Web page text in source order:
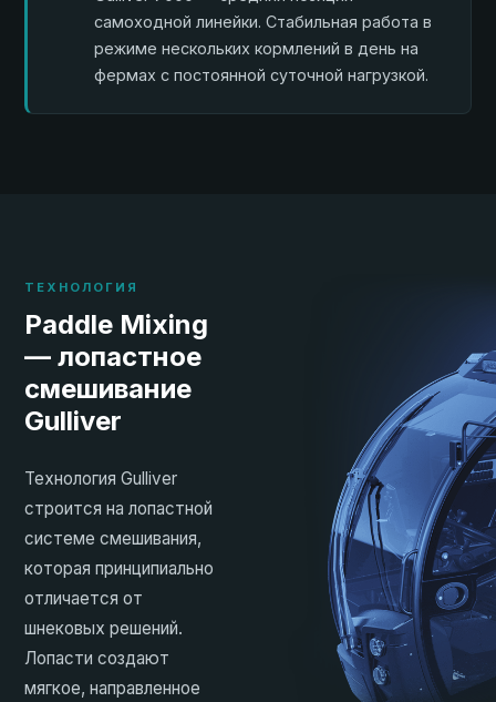
самоходной линейки. Стабильная работа в
режиме нескольких кормлений в день на
фермах с постоянной суточной нагрузкой.
ТЕХНОЛОГИЯ
Paddle Mixing
— лопастное
смешивание
Gulliver
Технология Gulliver
строится на лопастной
системе смешивания,
которая принципиально
отличается от
шнековых решений.
Лопасти создают
мягкое, направленное